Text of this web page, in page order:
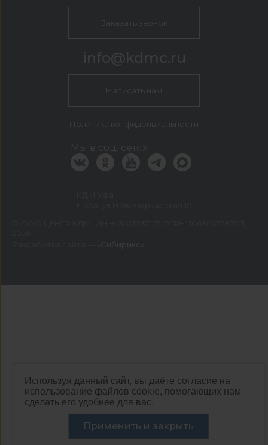
Используя данный сайт, вы даёте согласие на
использование файлов cookie, помогающих нам
сделать его удобнее для вас.
Применить и закрыть
Заказать звонок
info@kdmc.ru
Написать нам
Политика конфиденциальности
Мы в соц. сетях
«Сибирикс»